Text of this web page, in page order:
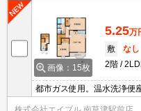
画像：15枚
5.25万
敷
なし
2階
都市ガス使用。温水洗浄便
屋です。敷金・礼金なし。